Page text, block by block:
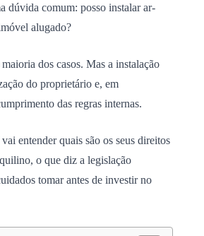
dúvida comum: posso instalar ar-
alugado?
dos casos. Mas a instalação
do proprietário e, em
das regras internas.
entender quais são os seus direitos
o que diz a legislação
tomar antes de investir no